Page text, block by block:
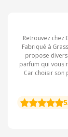
Retrouvez chez
Fabriqué à
propose
parfum qui vous
Car choisir son
5